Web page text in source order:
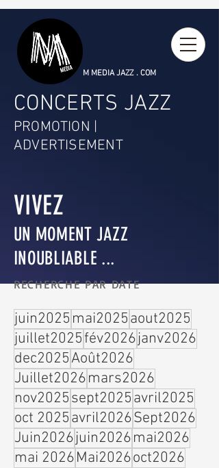
M MEDIA JAZZ . COM
CONCERTS JAZZ
PROMOTION |
ADVERTISEMENT
VIVEZ
UN MOMENT JAZZ
INOUBLIABLE ...
RECHERCHE PAR DATE
juin2025 mai2025aout2025
juillet2025fév2026janv2026
dec2025Août2026
Juillet2026mars2026
nov2025sept2025avril2025
oct 2025avril2026Sept2026
Juin2026juin2026mai2026
mai 2026Mai2026oct2026